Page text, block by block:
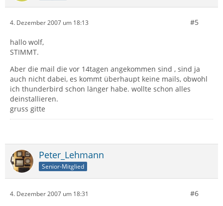
4. Dezember 2007 um 18:13 #5
hallo wolf,
STIMMT.
Aber die mail die vor 14tagen angekommen sind , sind ja
auch nicht dabei, es kommt überhaupt keine mails, obwohl
ich thunderbird schon länger habe. wollte schon alles
deinstallieren.
gruss gitte
Peter_Lehmann
Senior-Mitglied
4. Dezember 2007 um 18:31 #6